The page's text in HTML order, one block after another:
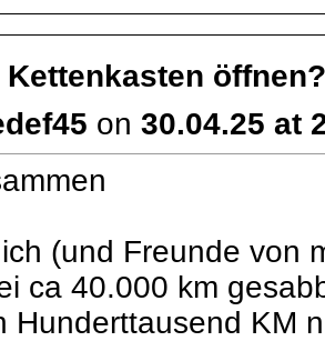
Kettenkasten öffnen?
on 30.04.25 at
(und Freunde von
ca 40.000 km
Hunderttausend KM